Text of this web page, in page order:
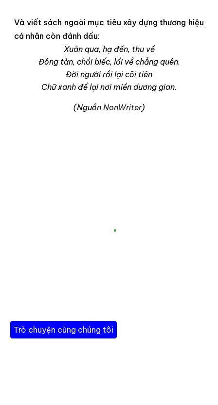
Và viết sách ngoài mục tiêu xây dựng thương hiệu
cá nhân còn đánh dấu:
Xuân qua, hạ đến, thu về
Đông tàn, chồi biếc, lối về chẳng quên.
Đời người rồi lại cõi tiên
Chữ xanh để lại nơi miền dương gian.
(Nguồn NonWriter)
Trò chuyện cùng chúng tôi